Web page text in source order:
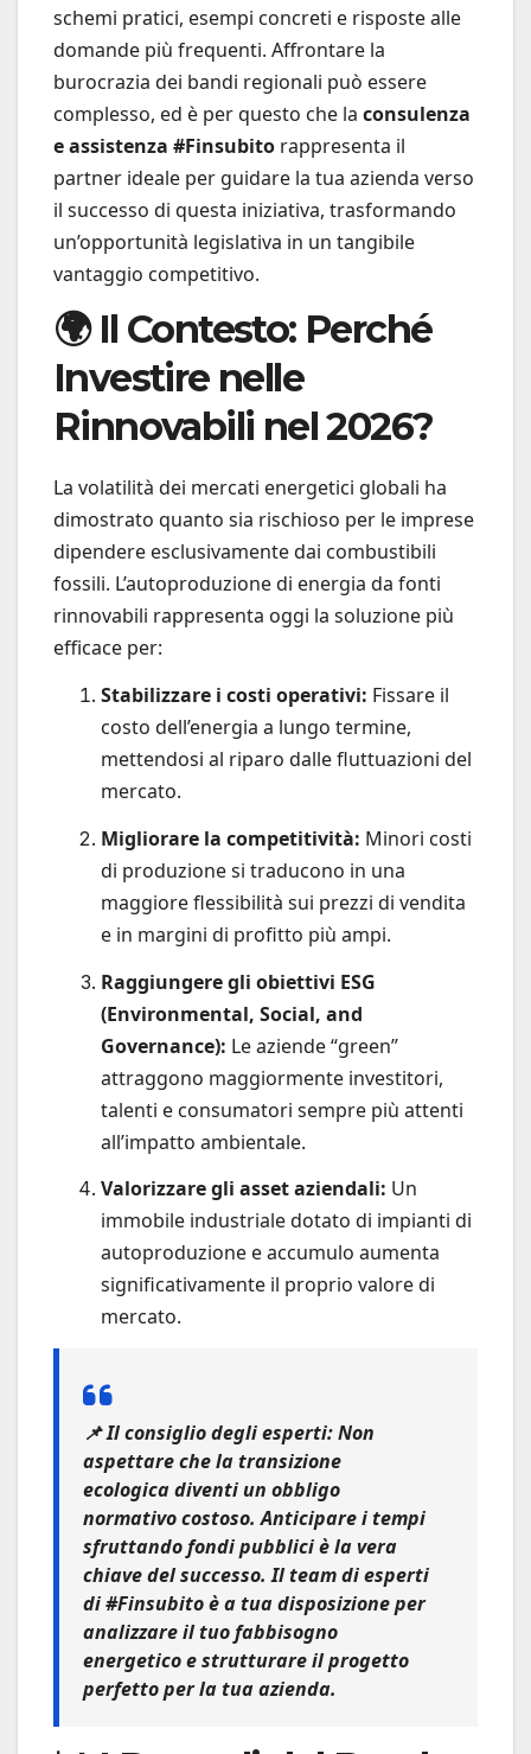
schemi pratici, esempi concreti e risposte alle
domande più frequenti. Affrontare la
burocrazia dei bandi regionali può essere
complesso, ed è per questo che la consulenza
e assistenza #Finsubito rappresenta il
partner ideale per guidare la tua azienda verso
il successo di questa iniziativa, trasformando
un’opportunità legislativa in un tangibile
vantaggio competitivo.
🌍 Il Contesto: Perché
Investire nelle
Rinnovabili nel 2026?
La volatilità dei mercati energetici globali ha
dimostrato quanto sia rischioso per le imprese
dipendere esclusivamente dai combustibili
fossili. L’autoproduzione di energia da fonti
rinnovabili rappresenta oggi la soluzione più
efficace per:
Stabilizzare i costi operativi: Fissare il
costo dell’energia a lungo termine,
mettendosi al riparo dalle fluttuazioni del
mercato.
Migliorare la competitività: Minori costi
di produzione si traducono in una
maggiore flessibilità sui prezzi di vendita
e in margini di profitto più ampi.
Raggiungere gli obiettivi ESG
(Environmental, Social, and
Governance): Le aziende “green”
attraggono maggiormente investitori,
talenti e consumatori sempre più attenti
all’impatto ambientale.
Valorizzare gli asset aziendali: Un
immobile industriale dotato di impianti di
autoproduzione e accumulo aumenta
significativamente il proprio valore di
mercato.
📌Il consiglio degli esperti:Non
aspettare che la transizione
ecologica diventi un obbligo
normativo costoso. Anticipare i tempi
sfruttando fondi pubblici è la vera
chiave del successo. Il team di esperti
di#Finsubitoè a tua disposizione per
analizzare il tuo fabbisogno
energetico e strutturare il progetto
perfetto per la tua azienda.